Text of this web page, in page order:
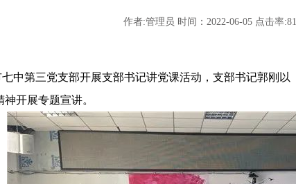
作者:管理员 时间：2022-06-05 点击率
七中第三党支部开展支部书记讲党课活动，支部书记郭刚
开展专题宣讲。